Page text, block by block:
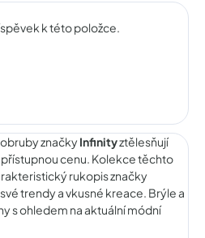
k této položce.
značkyInfinityztělesňují
přístupnou cenu. Kolekce těchto
rukopis značky
trendy a vkusné kreace. Brýle a
s ohledem na aktuální módní